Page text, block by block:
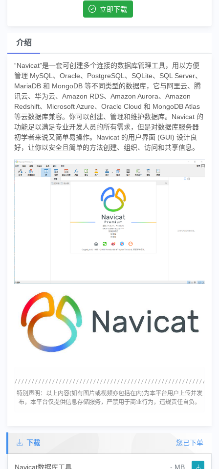
立即下载
介绍
“Navicat”是一套可创建多个连接的数据库管理工具，用以方便
管理 MySQL、Oracle、PostgreSQL、SQLite、SQL Server、
MariaDB 和 MongoDB 等不同类型的数据库，它与阿里云、腾
讯云、华为云、Amazon RDS、Amazon Aurora、Amazon
Redshift、Microsoft Azure、Oracle Cloud 和 MongoDB Atlas
等云数据库兼容。你可以创建、管理和维护数据库。Navicat 的
功能足以满足专业开发人员的所有需求，但是对数据库服务器
初学者来说又简单易操作。Navicat 的用户界面 (GUI) 设计良
好，让你以安全且简单的方法创建、组织、访问和共享信息。
特别声明：以上内容(如有图片或视频亦包括在内)为本平台用户上传并发
布，本平台仅提供信息存储服务，严禁用于商业行为，违规责任自负。
您已下单
下载
Navicat数据库工具 - MB